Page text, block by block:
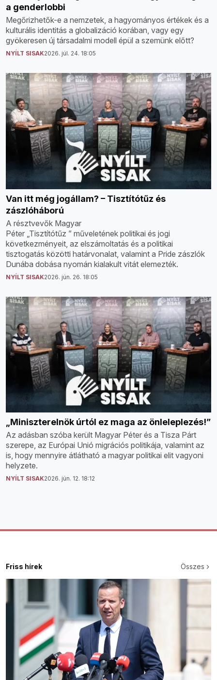
a genderlobbi
Megőrizhetők-e a nemzetek, a hagyományos értékek és a
kulturális identitás a globalizáció korában, vagy egy
gyökeresen új társadalmi modell épül a szemünk előtt?
NYÍLT SISAK2026. júl. 24. 18:05
Van itt még jogállam? – Tisztítótűz és
zászlóháború
A résztvevők Magyar
Péter „Tisztítótűz ” műveletének politikai és jogi
következményeit, az elszámoltatás és a politikai
tisztogatás közötti határvonalat, valamint a Pride zászlók
Dunába dobása nyomán kialakult vitát elemezték.
NYÍLT SISAK2026. jún. 26. 18:05
„Miniszterelnök úrtól ez maga az önleleplezés!”
Az adásban szóba került Magyar Péter és a Tisza Párt
szerepe, az Európai Unió migrációs politikája, valamint az
is, hogy mennyire átlátható a magyar politikai elit vagyoni
helyzete.
NYÍLT SISAK2026. jún. 12. 18:12
Friss hírek Összes